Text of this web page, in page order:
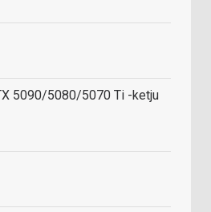
5090/5080/5070 Ti -ketju